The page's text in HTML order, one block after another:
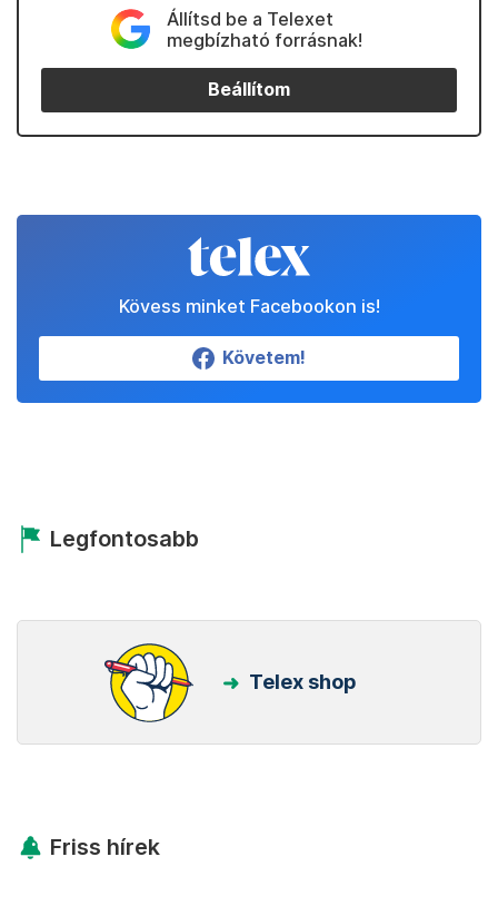
Állítsd be a Telexet
megbízható forrásnak!
Beállítom
Kövess minket Facebookon is!
Követem!
Legfontosabb
Telex shop
Friss hírek